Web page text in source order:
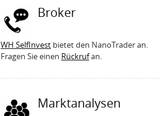
Broker
WH SelfInvest bietet den NanoTrader an.
Fragen Sie einen Rückrufan.
Marktanalysen